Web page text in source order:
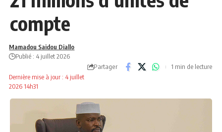
compte
Dernière mise à jour : 4 juillet
2026 14h31
Mamadou Saidou Diallo
Publié : 4 juillet 2026
Partager
1 min de lecture